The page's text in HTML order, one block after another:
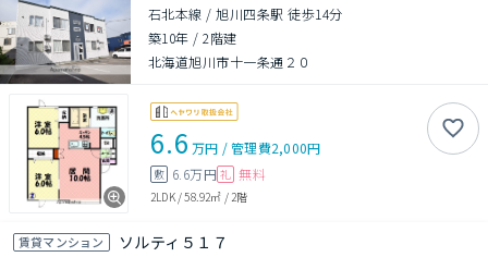
石北本線 / 旭川四条駅 徒歩14分
築10年 /2階建
北海道旭川市十一条通２０
6.6 万円 /管理費2,000円
敷 6.6万円 礼 無料
2LDK/58.92㎡ /2階
賃貸マンション ソルティ５１７